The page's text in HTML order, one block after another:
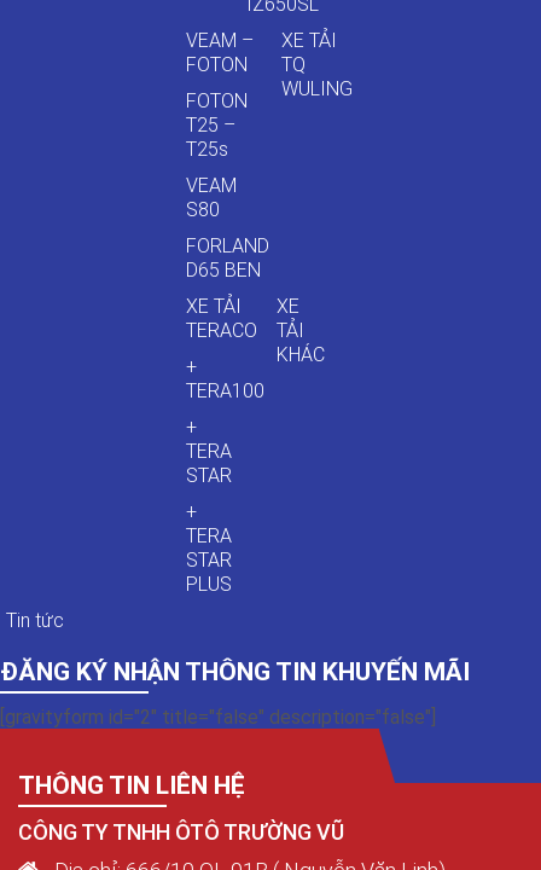
VEAM –
FOTON
FOTON
T25 –
T25s
VEAM
S80
FORLAND
D65 BEN
XE TẢI
TQ
WULING
XE TẢI
TERACO
+
TERA100
+
TERA
STAR
+
TERA
STAR
PLUS
XE
TẢI
KHÁC
Tin tức
ĐĂNG KÝ NHẬN THÔNG TIN KHUYẾN MÃI
[gravityform id="2" title="false" description="false"]
THÔNG TIN LIÊN HỆ
CÔNG TY TNHH ÔTÔ TRƯỜNG VŨ